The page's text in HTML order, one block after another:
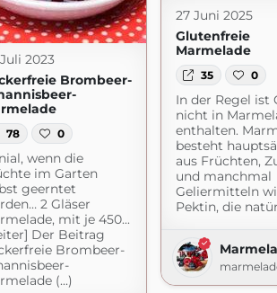
27 Juni 2025
Glutenfreie
Marmelade
35 0
In der Regel ist
nicht in
enthalten.
besteht
aus Früchten,
und manchmal
Geliermitteln
Pektin, die
2023
Brombeer-
78 0
wenn die
im Garten
geerntet
2 Gläser
mit je 450...
Der Beitrag
Brombeer-
(...)